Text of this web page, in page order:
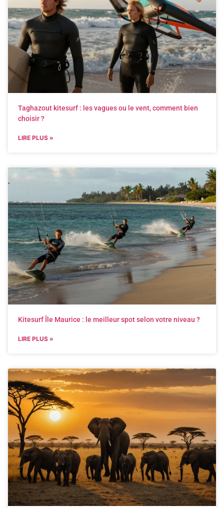
Taghazout kitesurf : les vagues ou le vent, comment bien
choisir ?
LIRE PLUS »
Kitesurf Île Maurice : le meilleur spot selon votre niveau ?
LIRE PLUS »